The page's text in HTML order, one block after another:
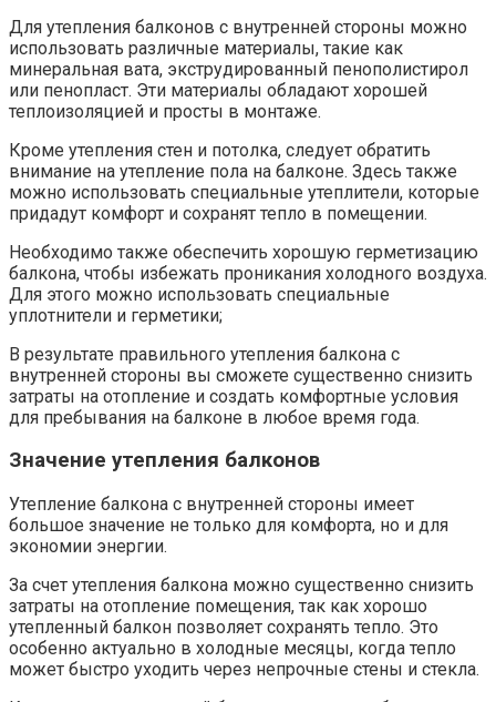
Для утепления балконов с внутренней стороны можно
использовать различные материалы, такие как
минеральная вата, экструдированный пенополистирол
или пенопласт.​ Эти материалы обладают хорошей
теплоизоляцией и просты в монтаже.​
Кроме утепления стен и потолка, следует обратить
внимание на утепление пола на балконе. Здесь также
можно использовать специальные утеплители, которые
придадут комфорт и сохранят тепло в помещении.​
Необходимо также обеспечить хорошую герметизацию
балкона, чтобы избежать проникания холодного воздуха.​
Для этого можно использовать специальные
уплотнители и герметики;
В результате правильного утепления балкона с
внутренней стороны вы сможете существенно снизить
затраты на отопление и создать комфортные условия
для пребывания на балконе в любое время года.​
Значение утепления балконов
Утепление балкона с внутренней стороны имеет
большое значение не только для комфорта, но и для
экономии энергии.​
За счет утепления балкона можно существенно снизить
затраты на отопление помещения, так как хорошо
утепленный балкон позволяет сохранять тепло.​ Это
особенно актуально в холодные месяцы, когда тепло
может быстро уходить через непрочные стены и стекла.​